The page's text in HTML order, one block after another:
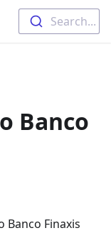
Search...
Banco
Banco Finaxis